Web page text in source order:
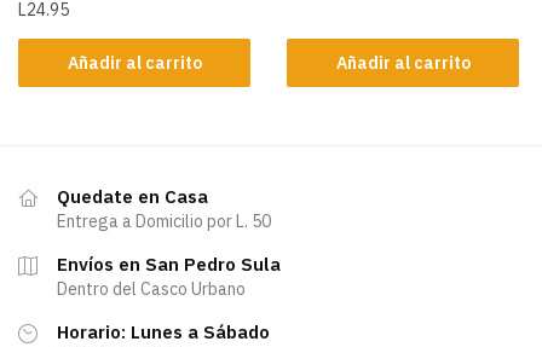
L24.95
Añadir al carrito Añadir al carrito
Quedate en Casa
Entrega a Domicilio por L. 50
Envíos en San Pedro Sula
Dentro del Casco Urbano
Horario: Lunes a Sábado